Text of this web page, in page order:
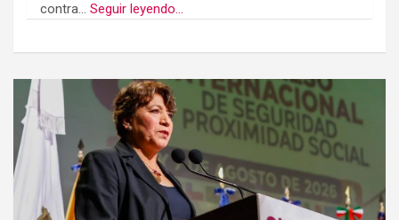
contra... Seguir leyendo...